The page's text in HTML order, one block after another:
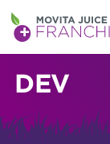
M
O
V
I
T
DEV